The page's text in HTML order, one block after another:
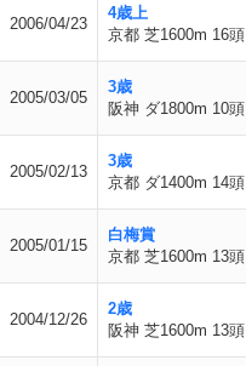
2006/04/23
4歳上
京都 芝1600m 16頭
2005/03/05
3歳
阪神 ダ1800m 10頭
2005/02/13
3歳
京都 ダ1400m 14頭
2005/01/15
白梅賞
京都 芝1600m 13頭
2004/12/26
2歳
阪神 芝1600m 13頭